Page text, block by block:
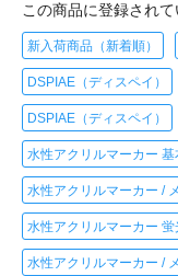
この商品に登録され
新入荷商品（新着順）
DSPIAE（ディスペイ）
DSPIAE（ディスペイ）
水性アクリルマーカー 基
水性アクリルマーカー /
水性アクリルマーカー 蛍
水性アクリルマーカー /